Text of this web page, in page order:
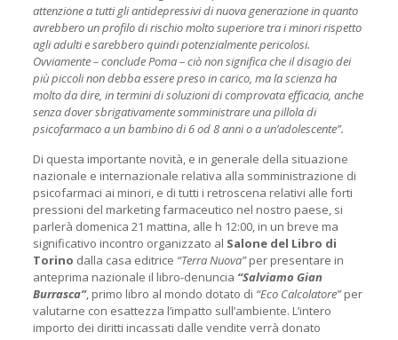
attenzione a tutti gli antidepressivi di nuova generazione in quanto
avrebbero un profilo di rischio molto superiore tra i minori rispetto
agli adulti e sarebbero quindi potenzialmente pericolosi.
Ovviamente – conclude Poma – ciò non significa che il disagio dei
più piccoli non debba essere preso in carico, ma la scienza ha
molto da dire, in termini di soluzioni di comprovata efficacia, anche
senza dover sbrigativamente somministrare una pillola di
psicofarmaco a un bambino di 6 od 8 anni o a un’adolescente”.
Di questa importante novità, e in generale della situazione
nazionale e internazionale relativa alla somministrazione di
psicofarmaci ai minori, e di tutti i retroscena relativi alle forti
pressioni del marketing farmaceutico nel nostro paese, si
parlerà domenica 21 mattina, alle h 12:00, in un breve ma
significativo incontro organizzato al Salone del Libro di
Torino dalla casa editrice “Terra Nuova”per presentare in
anteprima nazionale il libro-denuncia “Salviamo Gian
Burrasca”, primo libro al mondo dotato di “Eco Calcolatore”per
valutarne con esattezza l’impatto sull’ambiente. L’intero
importo dei diritti incassati dalle vendite verrà donato